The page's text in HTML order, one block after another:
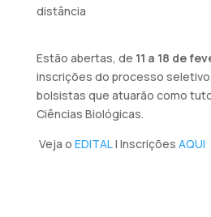
distância
Estão abertas, de 11 a 18 de
inscrições do processo
bolsistas que atuarão como
Ciências Biológicas.
Veja o EDITAL| Inscrições AQUI